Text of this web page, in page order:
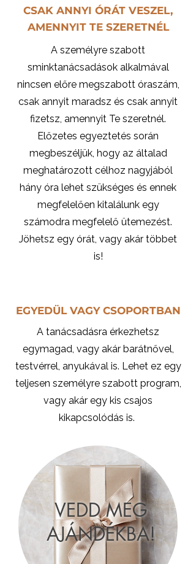
CSAK ANNYI ÓRÁT VESZEL,
AMENNYIT TE SZERETNÉL
A személyre szabott
sminktanácsadások alkalmával
nincsen előre megszabott óraszám,
csak annyit maradsz és csak annyit
fizetsz, amennyit Te szeretnél.
Előzetes egyeztetés során
megbeszéljük, hogy az általad
meghatározott célhoz nagyjából
hány óra lehet szükséges és ennek
megfelelően kitalálunk egy
számodra megfelelő ütemezést.
Jöhetsz egy órát, vagy akár többet
is!
EGYEDÜL VAGY CSOPORTBAN
A tanácsadásra érkezhetsz
egymagad, vagy akár barátnővel,
testvérrel, anyukával is. Lehet ez egy
teljesen személyre szabott program,
vagy akár egy kis csajos
kikapcsolódás is.
VEDD MEG
AJÁNDÉKBA!